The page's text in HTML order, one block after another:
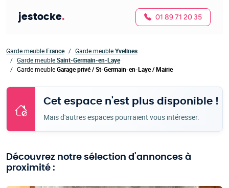
jestocke. 01 89 71 20 35
Garde meubleFrance Garde meubleYvelines
Garde meubleSaint-Germain-en-Laye
Garde meubleGarage privé / St-Germain-en-Laye / Mairie
Cet espace n'est plus disponible !
Mais d'autres espaces pourraient vous intéresser.
Découvrez notre sélection d'annonces à
proximité :